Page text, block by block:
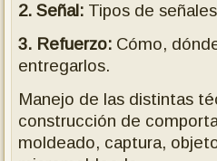
2. Señal: Tipos de
3. Refuerzo: Cómo,
entregarlos.
Manejo de las distintas
construcción de
moldeado, captura,